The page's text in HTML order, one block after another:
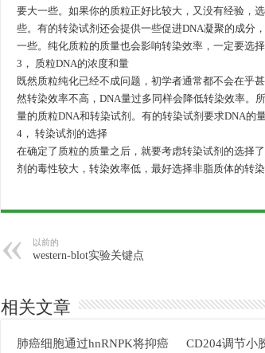
要大一些。如果你的质粒正好比较大，又没有经验，
些。有的转染试剂还会提供一些促进DNA凝聚的成分
一些。纯化质粒的质量也会影响转染效率，一定要选择
3， 质粒DNA的浓度和量
既然质粒纯化已经不成问题，初学者通常都不会在乎
然转染效率不高，DNA量过多同样会降低转染效率。
量的质粒DNA和转染试剂。有的转染试剂要求DNA的
4， 转染试剂的选择
在确定了质粒的质量之后，就要考虑转染试剂的选择
剂的毒性较大，转染效率低，最好选择非脂质体的转
以前的
western-blot实验关键点
相关文章
肺癌细胞通过hnRNPK将抑癌
CD204调节小